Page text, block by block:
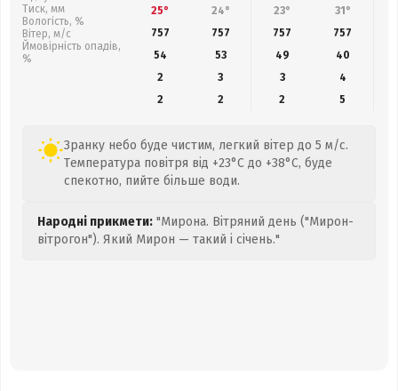
Тиск, мм
Вологість, %
Вітер, м/с
Ймовірність опадів,
%
25° 24° 23° 31°
757
757 757 757
54
53 49 40
2
3 3
4
2
2 2 5
Зранку небо буде чистим, легкий вітер до 5 м/с.
Температура повітря від +23°C до +38°C, буде
спекотно, пийте більше води.
Народні прикмети: "Мирона. Вітряний день ("Мирон-
вітрогон"). Який Мирон — такий і січень."